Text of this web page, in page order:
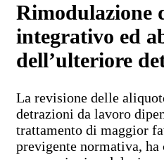
Rimodulazione
integrativo ed
dell’ulteriore
La revisione delle
detrazioni da lavoro
trattamento di maggior
previgente normativa, ha